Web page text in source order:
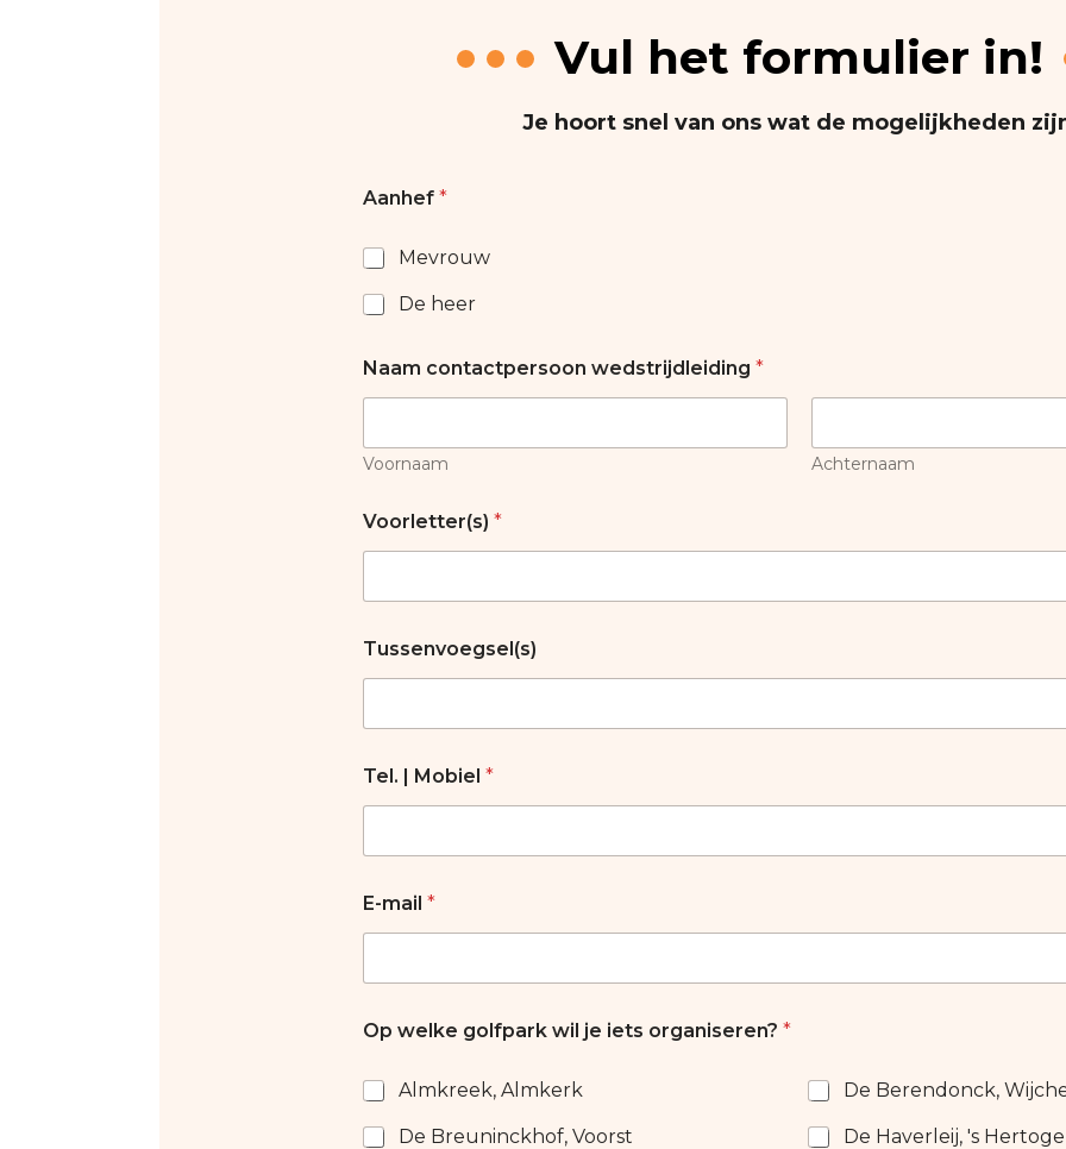
Vul het formulier in!
Je hoort snel van ons wat de mogelijkheden
Aanhef *
Mevrouw
De heer
Naam contactpersoon wedstrijdleiding *
Voornaam Achternaam
Voorletter(s) *
Tussenvoegsel(s)
Tel. | Mobiel *
E-mail *
Op welke golfpark wil je iets organiseren? *
Almkreek, Almkerk De Berendonck,
De Breuninckhof, Voorst De Haverleij, 's